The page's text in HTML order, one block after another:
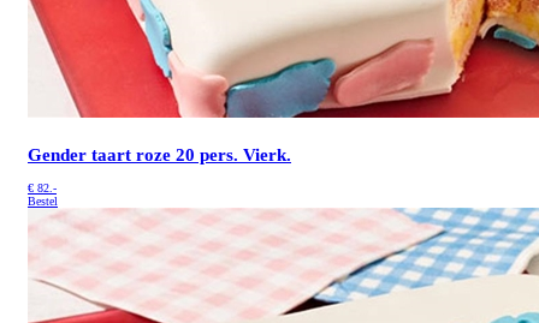
Gender taart roze 20 pers. Vierk.
€ 82.-
Bestel